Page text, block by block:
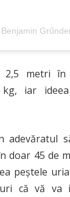
Benjamin
2,5 metri
kg, iar
adevăratul
doar 45 de
peștele
că vă va